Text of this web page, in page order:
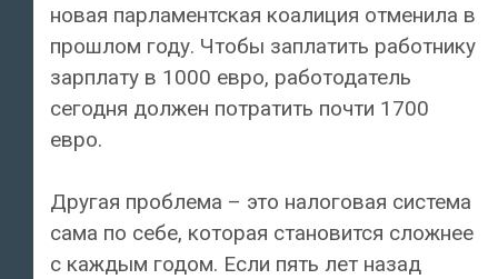
новая парламентская коалиция отменила в
прошлом году. Чтобы заплатить работнику
зарплату в 1000 евро, работодатель
сегодня должен потратить почти 1700
евро.
Другая проблема – это налоговая система
сама по себе, которая становится сложнее
с каждым годом. Если пять лет назад